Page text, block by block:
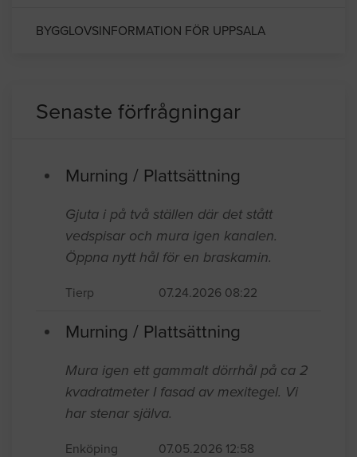
BYGGLOVSINFORMATION FÖR UPPSALA
Senaste förfrågningar
Murning / Plattsättning
Gjuta i på två ställen där det stått
vedspisar och mura igen kanalen.
Öppna nytt hål för en braskamin.
Tierp 07.24.2026 08:22
Murning / Plattsättning
Mura igen ett gammalt dörrhål på ca 2
kvadratmeter I fasad av mexitegel. Vi
har stenar själva.
Enköping 07.05.2026 12:58